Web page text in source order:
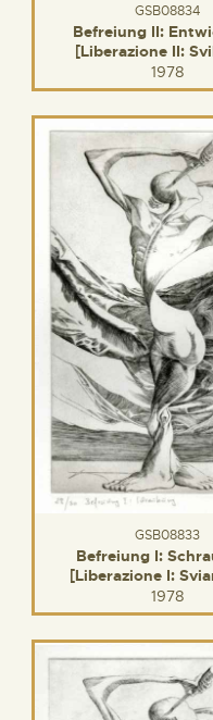
GSB08834
Befreiung II:
[Liberazione II:
1978
GSB08833
Befreiung I:
[Liberazione I:
1978